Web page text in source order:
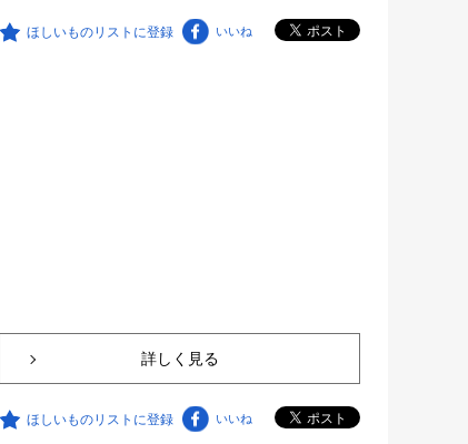
ほしいものリストに登録 いいね
詳しく見る
ほしいものリストに登録 いいね